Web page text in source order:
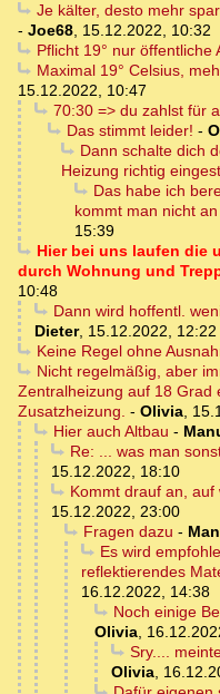
Je kälter, desto mehr
- Joe68, 15.12.2022, 10:32
Pflicht 19° nur öffentliche
Maximal 19° Celsius,
15.12.2022, 10:47
70:30 => du zahlst für
Das stimmt leider! -
Dann schalte dich
Heizung richtig
Das habe ich
kommt man nicht an
15:39
Hier bei uns laufen die
durch Wohnung und
10:48
Dann wird hoffentl.
Dieter, 15.12.2022, 12:22
Keine Regel ohne
Nicht regelmäßig, aber
Zentralheizung auf 18 Grad
Zusatzheizung. - Olivia,
Hier auch Altbau -
Re: ... was man
15.12.2022, 18:10
Kommt drauf an,
15.12.2022, 23:00
Fragen dazu -
Es wird
reflektierendes
16.12.2022, 14:38
Noch einige
Olivia,
Sry....
Olivia,